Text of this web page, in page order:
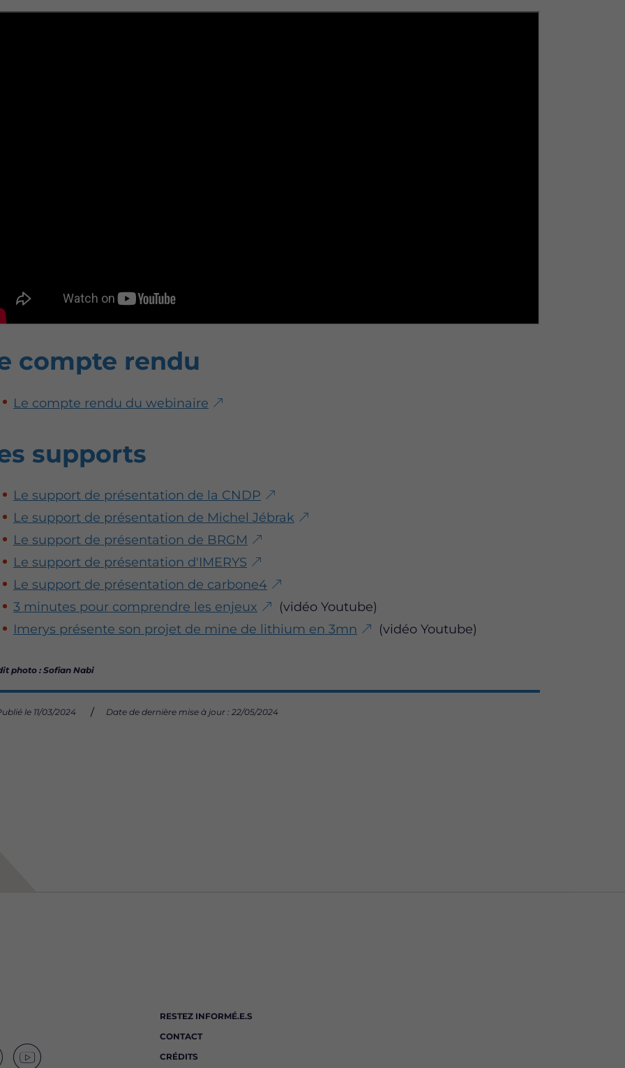
compte rendu
Le compte rendu du webinaire
supports
Le support de présentation de la CNDP
Le support de présentation de Michel Jébrak
Le support de présentation de BRGM
Le support de présentation d'IMERYS
Le support de présentation de carbone4
3 minutes pour comprendre les enjeux
(vidéo Youtube)
Imerys présente son projet de mine de lithium en 3mn
(vidéo Youtube)
photo : Sofian Nabi
le 11/03/2024 Date de dernière mise à jour : 22/05/2024
RESTEZ INFORMÉ.E.S
CONTACT
CRÉDITS